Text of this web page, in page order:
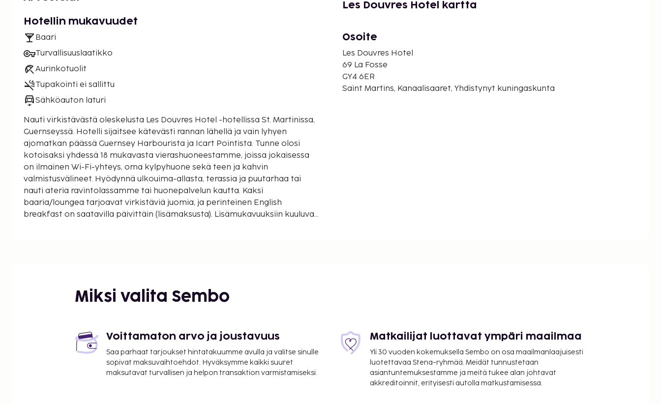
Hotellin mukavuudet
Baari
Turvallisuuslaatikko
Aurinkotuolit
Tupakointi ei sallittu
Sähköauton laturi
Nauti virkistävästä oleskelusta Les Douvres Hotel -hotellissa St. Martinissa,
Guernseyssä. Hotelli sijaitsee kätevästi rannan lähellä ja vain lyhyen
ajomatkan päässä Guernsey Harbourista ja Icart Pointista. Tunne olosi
kotoisaksi yhdessä 18 mukavasta vierashuoneestamme, joissa jokaisessa
on ilmainen Wi-Fi-yhteys, oma kylpyhuone sekä teen ja kahvin
valmistusvälineet. Hyödynnä ulkouima-allasta, terassia ja puutarhaa tai
nauti ateria ravintolassamme tai huonepalvelun kautta. Kaksi
baaria/loungea tarjoavat virkistäviä juomia, ja perinteinen English
breakfast on saatavilla päivittäin (lisämaksusta). Lisämukavuuksiin kuuluvat
Les Douvres Hotel kartta
Osoite
Les Douvres Hotel
69 La Fosse
GY4 6ER
Saint Martins, Kanaalisaaret, Yhdistynyt kuningaskunta
Miksi valita Sembo
Voittamaton arvo ja joustavuus
Saa parhaat tarjoukset hintatakuumme avulla ja valitse sinulle
sopivat maksuvaihtoehdot. Hyväksymme kaikki suuret
maksutavat turvallisen ja helpon transaktion varmistamiseksi.
Matkailijat luottavat ympäri maailmaa
Yli 30 vuoden kokemuksella Sembo on osa maailmanlaajuisesti
luotettavaa Stena-ryhmää. Meidät tunnustetaan
asiantuntemuksestamme ja meitä tukee alan johtavat
akkreditoinnit, erityisesti autolla matkustamisessa.